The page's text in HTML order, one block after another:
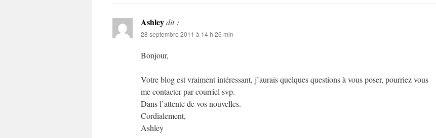
Ashleydit :
28 septembre 2011 à 14 h 26 min
Bonjour,
Votre blog est vraiment intéressant, j’aurais quelques questions à vous poser, pourriez vous
me contacter par courriel svp.
Dans l’attente de vos nouvelles.
Cordialement,
Ashley